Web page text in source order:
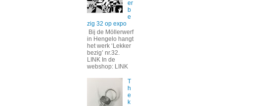
er
b
e
zig 32 op expo
Bij de Möllerwerf
in Hengelo hangt
het werk ‘Lekker
bezig’ nr.32.
LINK In de
webshop: LINK
T
h
e
k